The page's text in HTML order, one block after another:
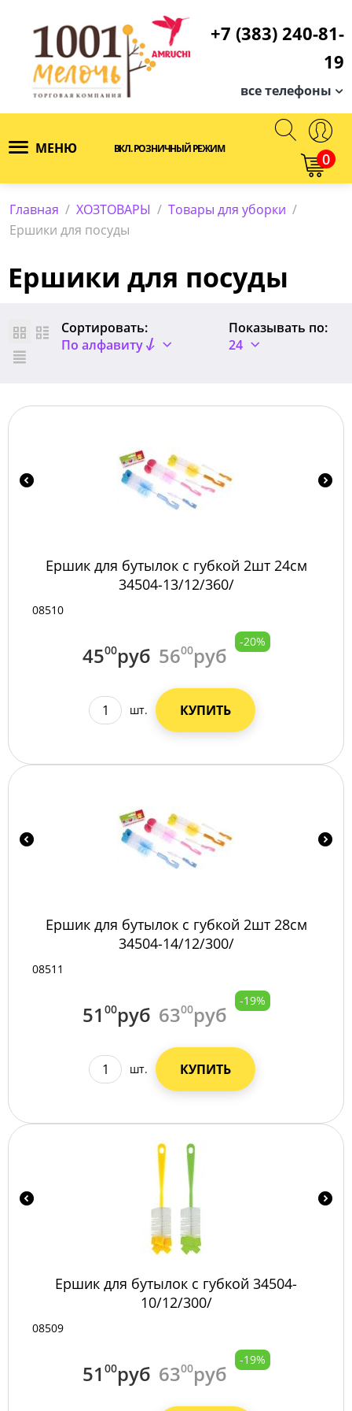
+7 (383) 240-81-
19
все телефоны
МЕНЮ ВКЛ. РОЗНИЧНЫЙ РЕЖИМ
0
Главная / ХОЗТОВАРЫ / Товары для уборки /
Ершики для посуды
Ершики для посуды
Сортировать:
По алфавиту
Показывать по:
24
Ершик для бутылок с губкой 2шт 24см
34504-13/12/360/
08510
4500руб 5600руб
-20%
шт. КУПИТЬ
Ершик для бутылок с губкой 2шт 28см
34504-14/12/300/
08511
51 00руб 6300руб
-19%
шт. КУПИТЬ
Ершик для бутылок с губкой 34504-
10/12/300/
08509
51 00руб 6300руб
-19%